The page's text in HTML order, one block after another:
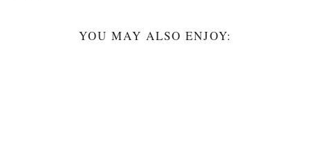
YOU MAY ALSO ENJOY: